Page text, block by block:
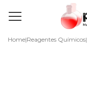
Home|Reagentes Químicos|